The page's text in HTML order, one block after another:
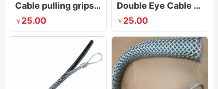
Cable pulling grips with double eyelet
￥ 25.00
Double Eye Cable Pulling Grip Wire Mesh Puller
￥ 25.00